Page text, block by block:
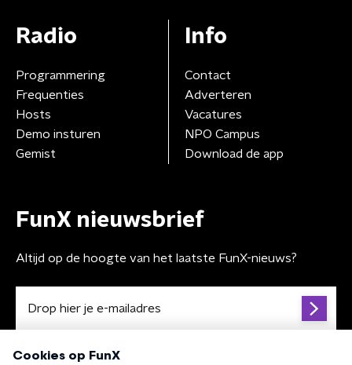
Radio
Programmering
Frequenties
Hosts
Demo insturen
Gemist
Info
Contact
Adverteren
Vacatures
NPO Campus
Download de app
FunX nieuwsbrief
Altijd op de hoogte van het laatste FunX-nieuws?